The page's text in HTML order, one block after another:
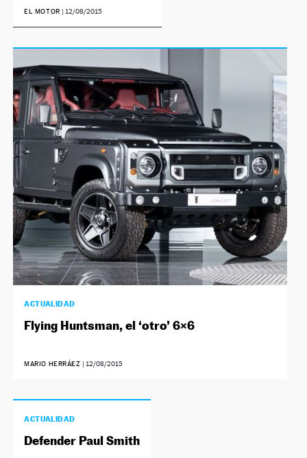
EL MOTOR | 12/08/2015
ACTUALIDAD
Flying Huntsman, el ‘otro’ 6×6
MARIO HERRÁEZ | 12/08/2015
ACTUALIDAD
Defender Paul Smith